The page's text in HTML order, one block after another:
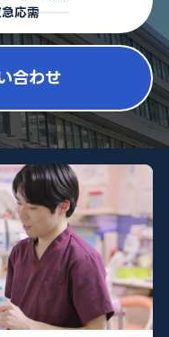
がございます
応需
合わせ